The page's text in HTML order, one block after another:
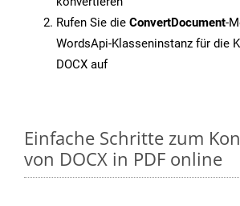
Rufen Sie die ConvertDocument-
WordsApi-Klasseninstanz für die
DOCX auf
Einfache Schritte zum
von DOCX in PDF online